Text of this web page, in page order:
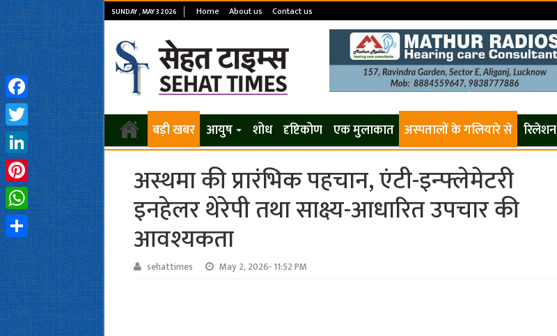
SUNDAY , MAY 3 2026 Home About us Contact us
बड़ी खबर आयुष शोध दृष्टिकोण एक मुलाकात अस्पतालों के गलियारे से रिलेशन
अस्थमा की प्रारंभिक पहचान, एंटी-इन्फ्लेमेटरी
इनहेलर थेरेपी तथा साक्ष्य-आधारित उपचार की
आवश्यकता
sehattimes May 2, 2026- 11:52 PM
Facebook
Twitter
LinkedIn
Pinterest
WhatsApp
Share